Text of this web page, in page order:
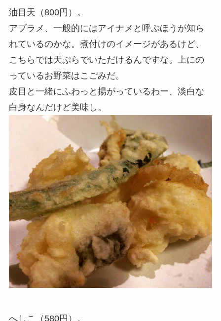
油目天（800円）。
アブラメ、一般的にはアイナメと呼ぶほうが知ら
れているのかな。煮付けのイメージがあるけど、
こちらでは天ぷらでいただけるんですな。上にの
っているお野菜はこごみだ。
皮目と一緒にふわっと揚がっているわー、淡白な
白身なんだけど美味し。
へしこ（580円）。